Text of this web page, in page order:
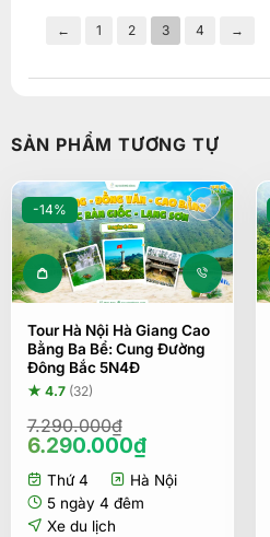
← 1 2 3 4 →
SẢN PHẨM TƯƠNG TỰ
-14%
Tour Hà Nội Hà Giang Cao
Bằng Ba Bể: Cung Đường
Đông Bắc 5N4Đ
★ 4.7 (32)
7.290.000₫
Giá
là:
7.290.000₫.
6.290.000₫Giá
hiện
tại
Thứ 4
Hà Nội
5 ngày 4 đêm
Xe du lịch